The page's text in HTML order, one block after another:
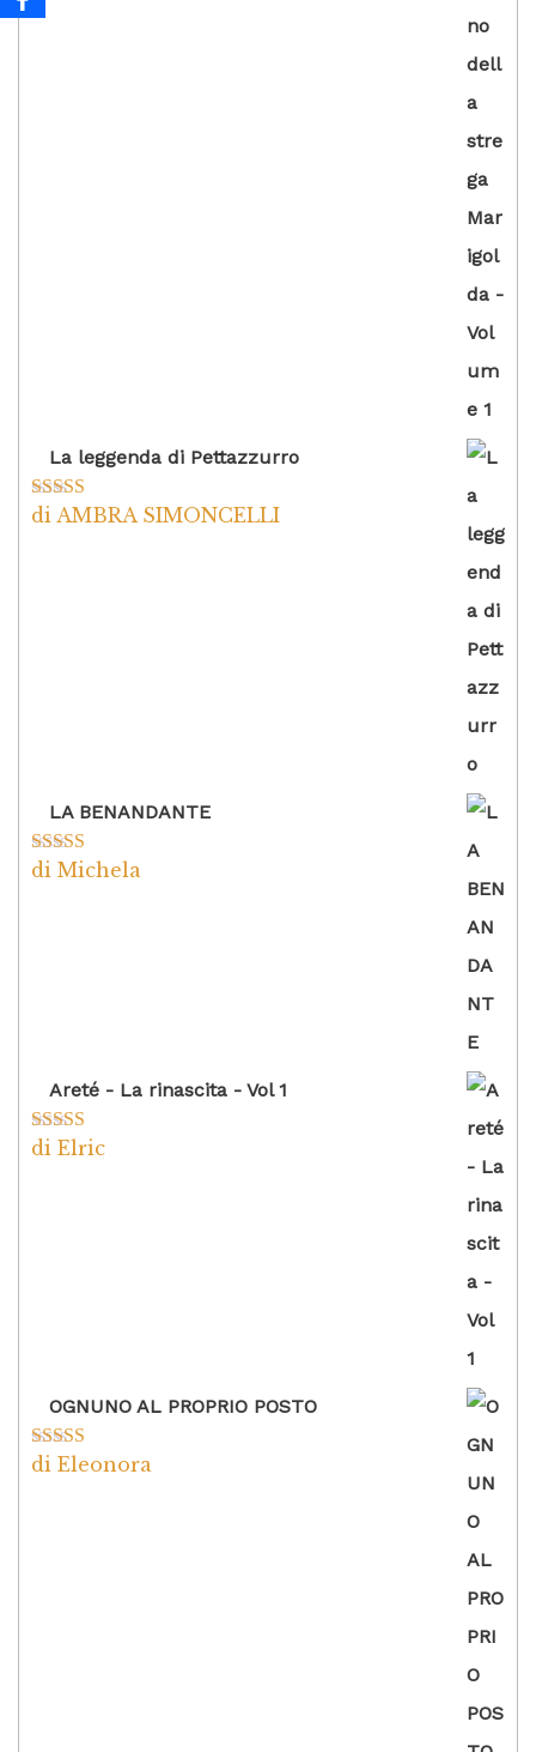
La leggenda di Pettazzurro
Valutato5su
di AMBRA SIMONCELLI
LA BENANDANTE
Valutato5su
di Michela
Areté - La rinascita - Vol 1
Valutato5
di Elric
OGNUNO AL PROPRIO POSTO
Valutato5su
di Eleonora